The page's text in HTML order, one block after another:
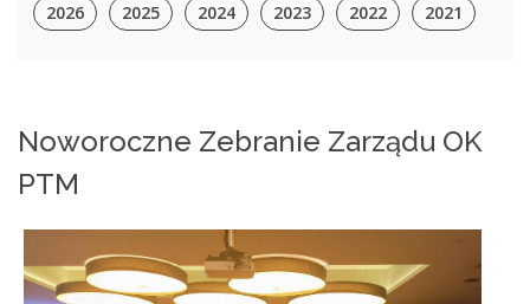
2026 2025 2024 2023 2022 2021
Noworoczne Zebranie Zarządu OK
PTM